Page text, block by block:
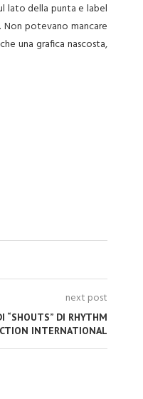
lato della punta e label
potevano mancare
una grafica nascosta,
next post
“SHOUTS” DI RHYTHM
INTERNATIONAL